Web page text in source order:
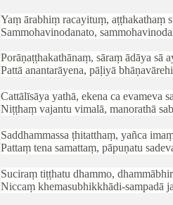
Yaṃ ārabhiṃ racayituṃ, aṭṭhakathaṃ
Sammohavinodanato,
Porāṇaṭṭhakathānaṃ, sāraṃ ādāya sā
Pattā anantarāyena, pāḷiyā
Cattālīsāya yathā, ekena ca evameva
Niṭṭhaṃ vajantu vimalā, manorathā
Saddhammassa ṭhitatthaṃ, yañca
Pattaṃ tena samattaṃ, pāpuṇatu
Suciraṃ tiṭṭhatu dhammo,
Niccaṃ khemasubhikkhādi-sampadā